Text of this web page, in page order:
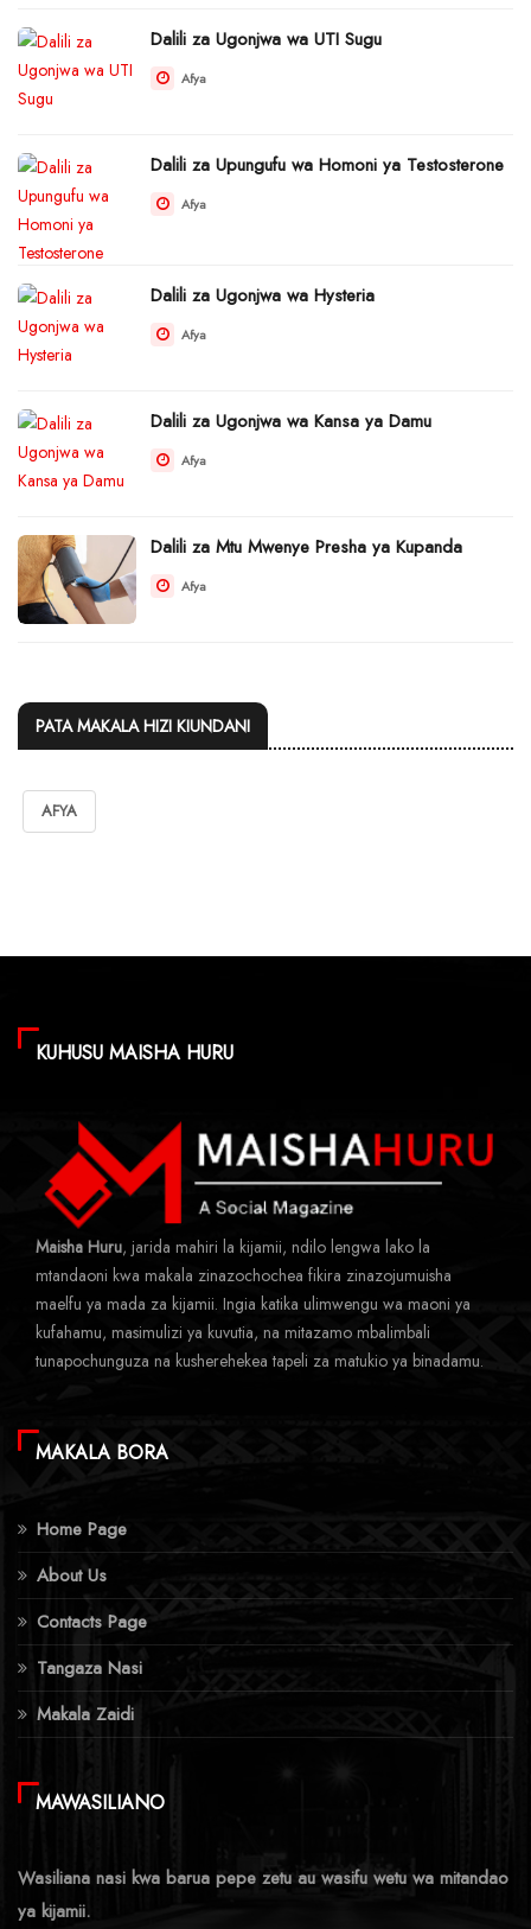
Dalili za Ugonjwa wa UTI Sugu
Afya
Dalili za Upungufu wa Homoni ya Testosterone
Afya
Dalili za Ugonjwa wa Hysteria
Afya
Dalili za Ugonjwa wa Kansa ya Damu
Afya
Dalili za Mtu Mwenye Presha ya Kupanda
Afya
PATA MAKALA HIZI KIUNDANI
AFYA
KUHUSU MAISHA HURU
Maisha Huru, jarida mahiri la kijamii, ndilo lengwa lako la
mtandaoni kwa makala zinazochochea fikira zinazojumuisha
maelfu ya mada za kijamii. Ingia katika ulimwengu wa maoni ya
kufahamu, masimulizi ya kuvutia, na mitazamo mbalimbali
tunapochunguza na kusherehekea tapeli za matukio ya binadamu.
MAKALA BORA
Home Page
About Us
Contacts Page
Tangaza Nasi
Makala Zaidi
MAWASILIANO
Wasiliana nasi kwa barua pepe zetu au wasifu wetu wa mitandao
ya kijamii.